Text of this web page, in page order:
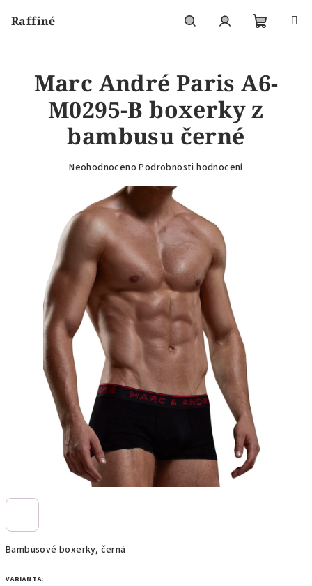
Raffiné
košík
Bambusové boxerky, černá
VARIANTA:
Marc André Paris A6-
M0295-B boxerky z
bambusu černé
Průměrné
produktu
0,0
z
hvězdiček.
Neohodnoceno Podrobnosti hodnocení